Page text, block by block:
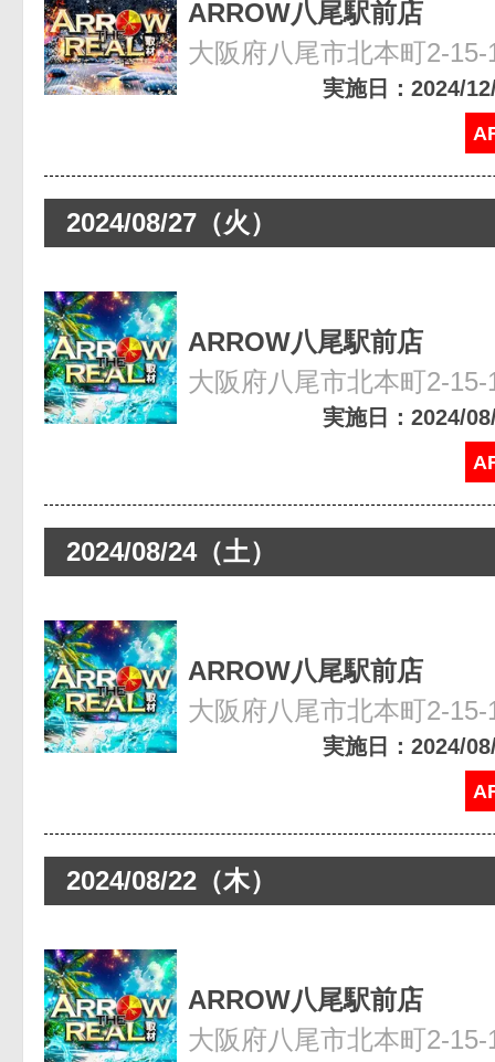
ARROW八尾駅前店
大阪府八尾市北本町2-15-
実施日：2024/
2024/08/27（火）
ARROW八尾駅前店
大阪府八尾市北本町2-15-
実施日：2024/
2024/08/24（土）
ARROW八尾駅前店
大阪府八尾市北本町2-15-
実施日：2024/
2024/08/22（木）
ARROW八尾駅前店
大阪府八尾市北本町2-15-